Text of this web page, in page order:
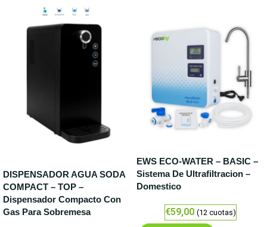
DISPENSADOR AGUA SODA
COMPACT – TOP –
Dispensador Compacto Con
Gas Para Sobremesa
EWS ECO-WATER – BASIC –
Sistema De Ultrafiltracion –
Domestico
€59,00 (12 cuotas)